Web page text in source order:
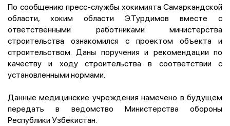
По сообщению пресс-службы хокимията Самаркандской
области, хоким области Э.Турдимов вместе с
ответственными работниками министерства
строительства ознакомился с проектом объекта и
строительством. Даны поручения и рекомендации по
качеству и ходу строительства в соответствии с
установленными нормами.
Данные медицинские учреждения намечено в будущем
передать в ведомство Министерства обороны
Республики Узбекистан.